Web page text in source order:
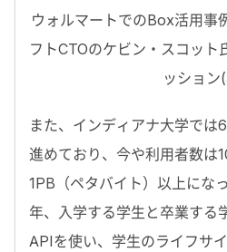
ウォルマートでのBox活用事
フトCTOのケビン・スコット
ッション
また、インディアナ大学では
進めており、今や利用者数は
1PB（ペタバイト）以上にな
年、入学する学生と卒業する
APIを使い、学生のライフサ